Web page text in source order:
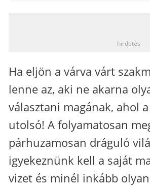
hirdetés
Ha eljön a várva várt
lenne az, aki ne akarna
választani magának, ahol
utolsó! A folyamatosan
párhuzamosan dráguló
igyekeznünk kell a saját
vizet és minél inkább